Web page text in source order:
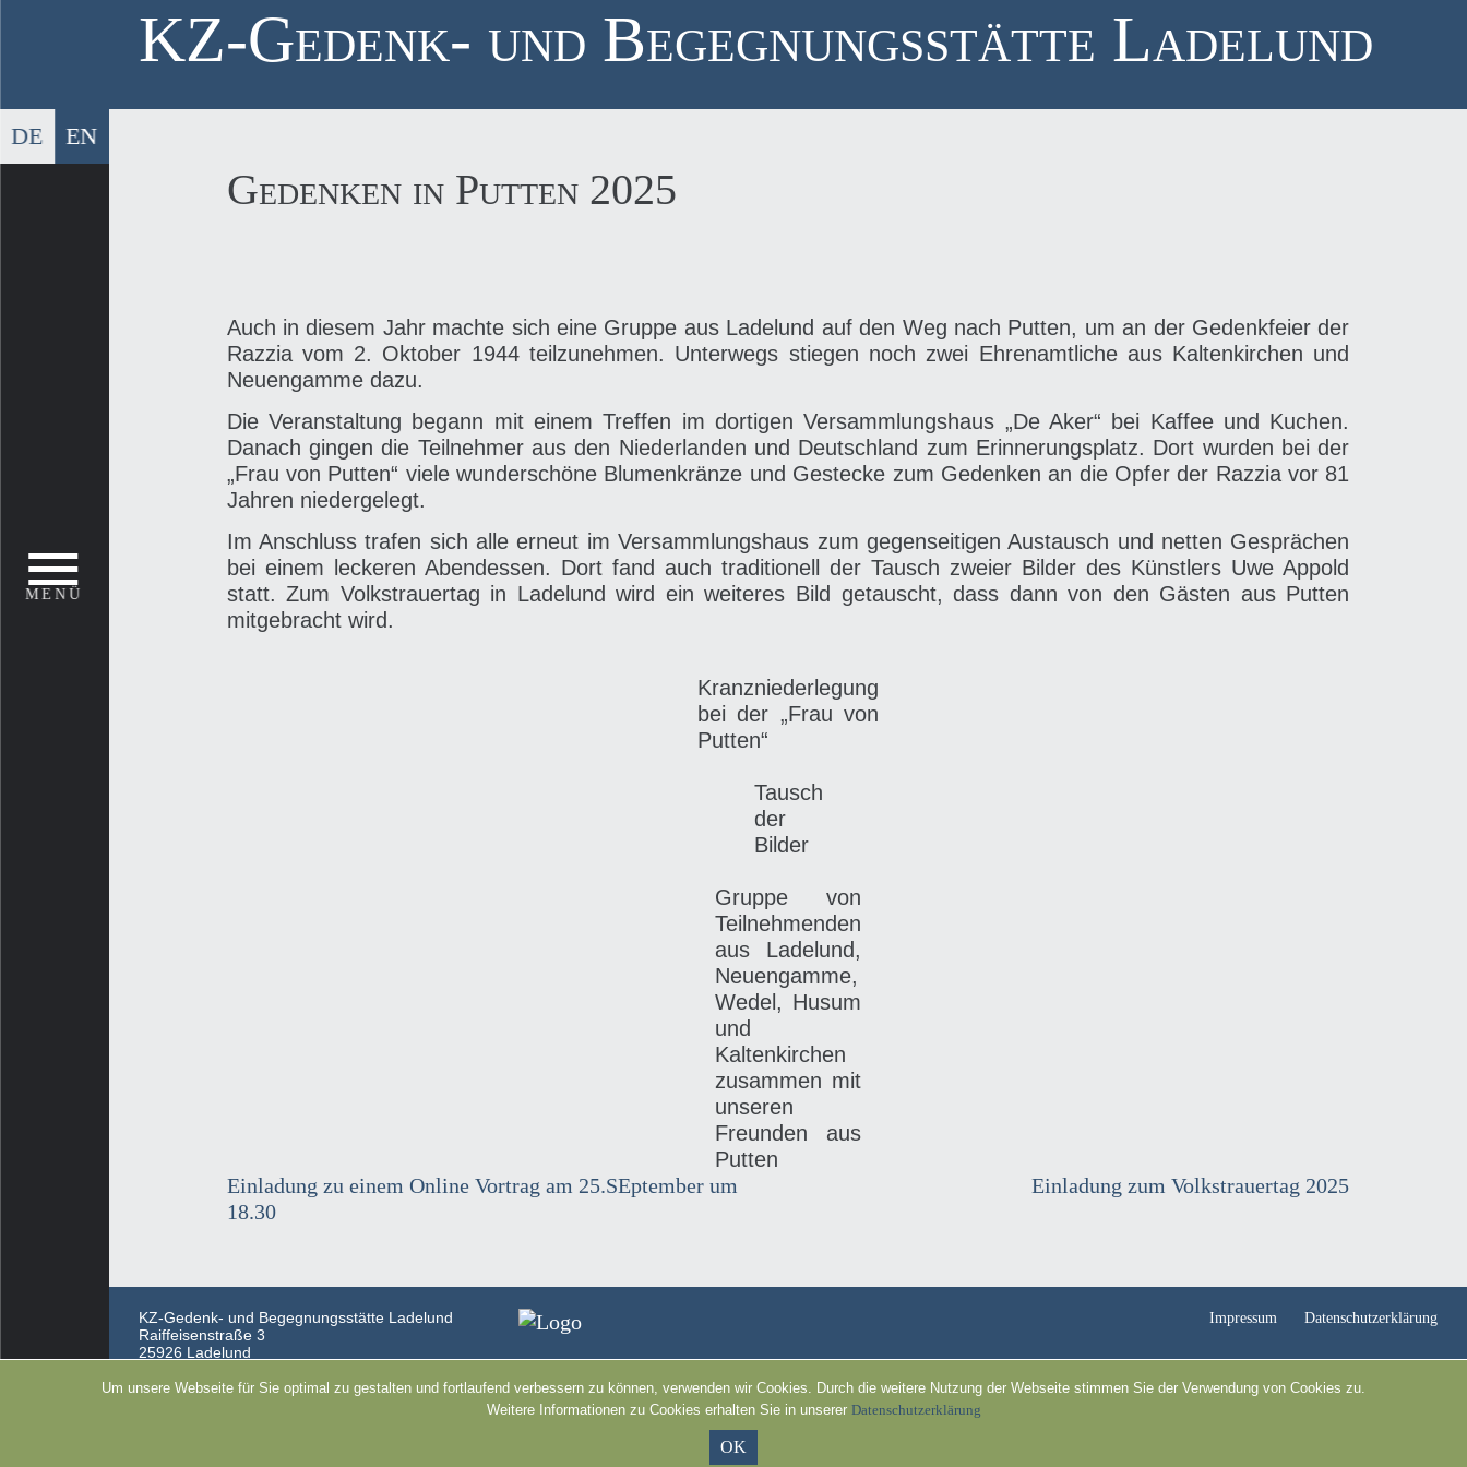
KZ-Gedenk- und Begegnungsstätte Ladelund
DE EN
Gedenken in Putten 2025
Auch in diesem Jahr machte sich eine Gruppe aus Ladelund auf den Weg nach Putten, um an der Gedenkfeier der
Razzia vom 2. Oktober 1944 teilzunehmen. Unterwegs stiegen noch zwei Ehrenamtliche aus Kaltenkirchen und
Neuengamme dazu.
Die Veranstaltung begann mit einem Treffen im dortigen Versammlungshaus „De Aker“ bei Kaffee und Kuchen.
Danach gingen die Teilnehmer aus den Niederlanden und Deutschland zum Erinnerungsplatz. Dort wurden bei der
„Frau von Putten“ viele wunderschöne Blumenkränze und Gestecke zum Gedenken an die Opfer der Razzia vor 81
Jahren niedergelegt.
Im Anschluss trafen sich alle erneut im Versammlungshaus zum gegenseitigen Austausch und netten Gesprächen
bei einem leckeren Abendessen. Dort fand auch traditionell der Tausch zweier Bilder des Künstlers Uwe Appold
statt. Zum Volkstrauertag in Ladelund wird ein weiteres Bild getauscht, dass dann von den Gästen aus Putten
mitgebracht wird.
Kranzniederlegung
bei der „Frau von
Putten“
Tausch
der
Bilder
Gruppe von
Teilnehmenden
aus Ladelund,
Neuengamme,
Wedel, Husum
und
Kaltenkirchen
zusammen mit
unseren
Freunden aus
Putten
Beitragsnavigation
Einladung zu einem Online Vortrag am 25.SEptember um
18.30
Einladung zum Volkstrauertag 2025
KZ-Gedenk- und Begegnungsstätte Ladelund
Raiffeisenstraße 3
25926 Ladelund
info@kz-gedenkstaette-ladelund.de
Impressum Datenschutzerklärung
Um unsere Webseite für Sie optimal zu gestalten und fortlaufend verbessern zu können, verwenden wir Cookies. Durch die weitere Nutzung der Webseite stimmen Sie der Verwendung von Cookies zu.
Weitere Informationen zu Cookies erhalten Sie in unserer Datenschutzerklärung
OK